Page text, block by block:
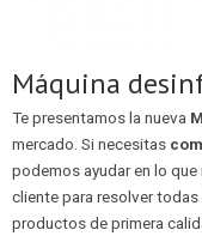
Máquina
Te presentamos la nueva
mercado. Si necesitas
podemos ayudar en lo
cliente para resolver
productos de primera